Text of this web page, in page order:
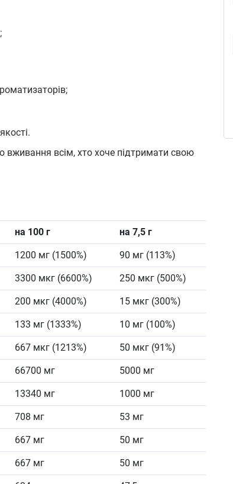
вживання всім, хто хоче підтримати свою
на 100 г на 7,5 г
1200 мг (1500%) 90 мг (113%)
3300 мкг (6600%) 250 мкг (500%)
200 мкг (4000%) 15 мкг (300%)
133 мг (1333%) 10 мг (100%)
667 мкг (1213%) 50 мкг (91%)
66700 мг 5000 мг
13340 мг 1000 мг
708 мг 53 мг
667 мг 50 мг
667 мг 50 мг